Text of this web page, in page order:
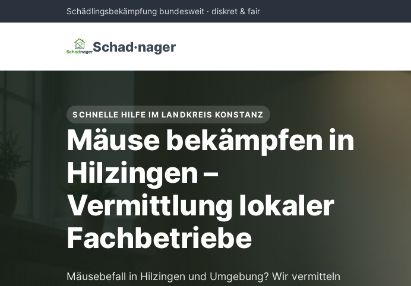
Schädlingsbekämpfung bundesweit · diskret & fair
Schad·nager
SCHNELLE HILFE IM LANDKREIS KONSTANZ
Mäuse bekämpfen in
Hilzingen –
Vermittlung lokaler
Fachbetriebe
Mäusebefall in Hilzingen und Umgebung? Wir vermitteln